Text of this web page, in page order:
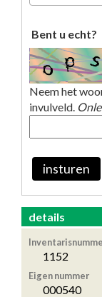
Bent u echt?
Neem het
invulveld.
insturen
details
1152
Eigen nummer
000540